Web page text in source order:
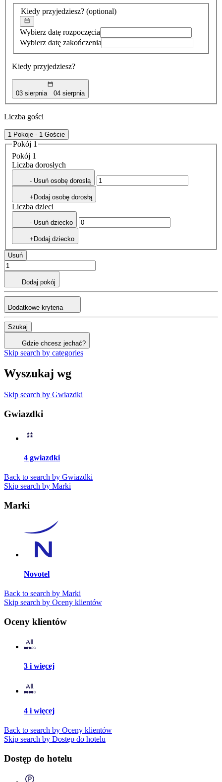
znaleziona
Kiedy przyjedziesz? (optional)
Wybierz datę rozpoczęcia
Wybierz datę zakończenia
Kiedy przyjedziesz?
03 sierpnia 04 sierpnia
Liczba gości
1 Pokoje - 1 Goście
Pokój 1
Pokój 1
Liczba dorosłych
- Usuń osobę dorosłą
+Dodaj osobę dorosłą
Liczba dzieci
- Usuń dziecko
+Dodaj dziecko
Usuń
Dodaj pokój
Dodatkowe kryteria
Szukaj
Gdzie chcesz jechać?
Skip search by categories
Wyszukaj wg
Skip search by Gwiazdki
Gwiazdki
4 gwiazdki
Back to search by Gwiazdki
Skip search by Marki
Marki
Novotel
Back to search by Marki
Skip search by Oceny klientów
Oceny klientów
3 i więcej
4 i więcej
Back to search by Oceny klientów
Skip search by Dostęp do hotelu
Dostęp do hotelu